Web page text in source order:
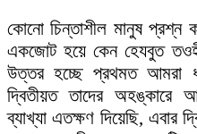
কোনো চিন্তাশীল মানুষ প্রশ্ন
একজোট হয়ে কেন হেযবুত
উত্তর হচ্ছে প্রথমত আমরা
দ্বিতীয়ত তাদের অহঙ্কারে
ব্যাখ্যা এতক্ষণ দিয়েছি, এবার